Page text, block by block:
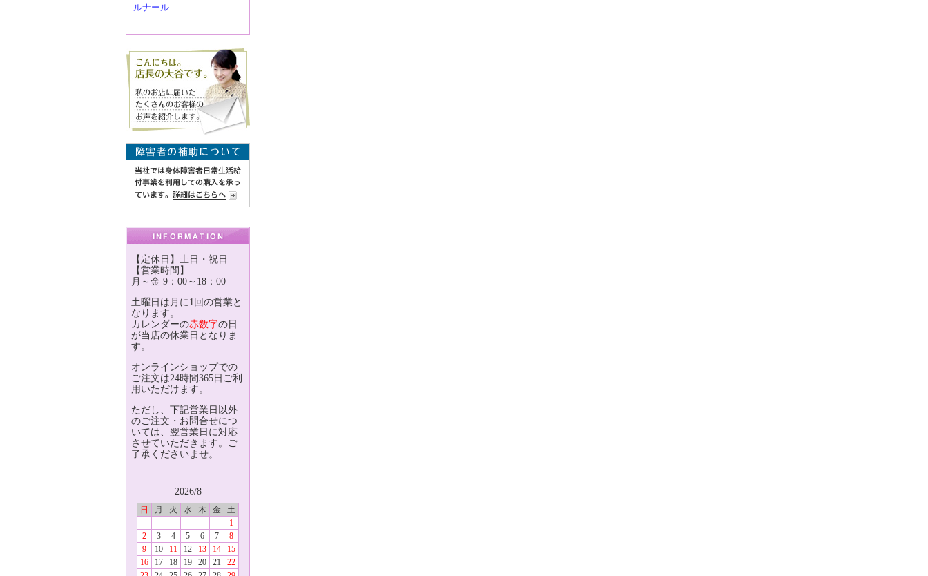
ルナール
【定休日】土日・祝日
【営業時間】
月～金 9：00～18：00
土曜日は月に1回の営業と
なります。
カレンダーの赤数字の日
が当店の休業日となりま
す。
オンラインショップでの
ご注文は24時間365日ご利
用いただけます。
ただし、下記営業日以外
のご注文・お問合せにつ
いては、翌営業日に対応
させていただきます。ご
了承くださいませ。
2026/8
日 月 火 水 木 金
土
1
2
3 4 5 6 7
8
9
10 11 12 13 14
15
16
17 18 19 20 21
22